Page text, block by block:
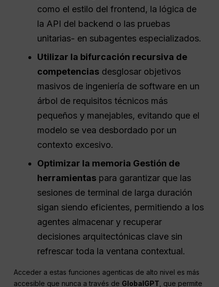
como el estilo del frontend, la lógica de
la API del backend o las pruebas
unitarias- en subagentes especializados.
Utilizar la bifurcación recursiva de
competencias desglosar objetivos
masivos de ingeniería de software en un
árbol de requisitos técnicos más
pequeños y manejables, evitando que el
modelo se vea desbordado por un
contexto excesivo.
Optimizar la memoria Gestión de
herramientas para garantizar que las
sesiones de terminal de larga duración
sigan siendo eficientes, permitiendo a los
agentes almacenar y recuperar
decisiones arquitectónicas clave sin
refrescar toda la ventana contextual.
Acceder a estas funciones agenticas de alto nivel es más
accesible que nunca a través de GlobalGPT , que permite